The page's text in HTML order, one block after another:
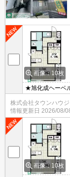
画像：10枚
★旭化成ヘーベ
株式会社タウンハウ
情報更新日 2026/08/
画像：10枚